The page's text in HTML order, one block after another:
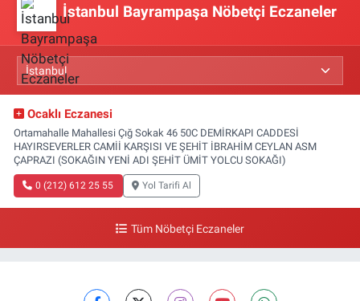
İstanbul Bayrampaşa Nöbetçi Eczaneler
Ocaklı Eczanesi
Ortamahalle Mahallesi Çığ Sokak 46 50C DEMİRKAPI CADDESİ
HAYIRSEVERLER CAMİİ KARŞISI VE ŞEHİT İBRAHİM CEYLAN ASM
ÇAPRAZI (SOKAĞIN YENİ ADI ŞEHİT ÜMİT YOLCU SOKAĞI)
0 (212) 612 25 55 Yol Tarifi Al
Tüm Nöbetçi Eczaneler